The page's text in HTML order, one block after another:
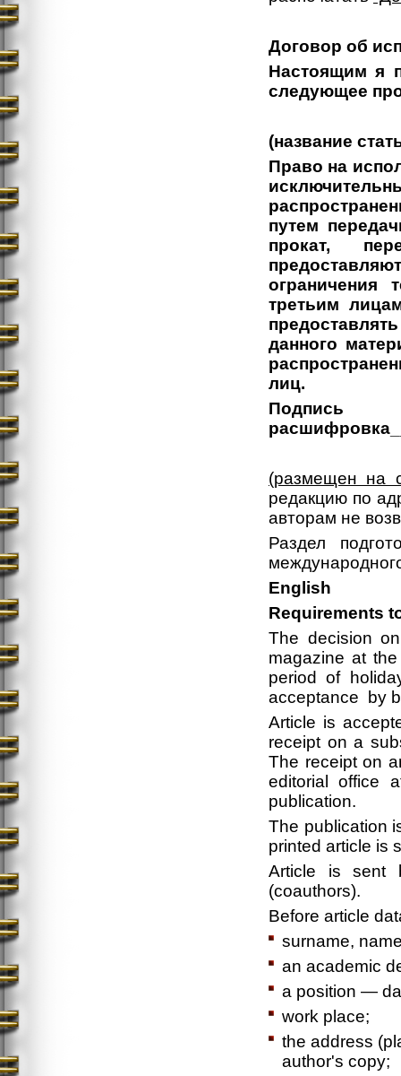
Договор об
Настоящим я
следующее
(название
Право на
путем
прокат,
ограничения
третьим
данного
лиц.
(размещен на
редакцию по
авторам не
Раздел
English
Requirements
The decision
magazine at
period of
acceptance by
Article is
receipt on a
The receipt on
editorial office
publication.
The publication
printed article is
Article is sent
(coauthors).
Before article
surname,
an academic
a position —
work place;
the address
author's copy;